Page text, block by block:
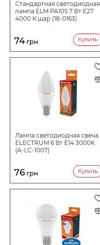
Стандартная светодиодная
лампа ELM PA10S 7 Вт E27
4000 К шар (18-0163)
74 грн Купить
Лампа светодиодная свеча
ELECTRUM 6 Вт E14 3000K
(A-LC-1007)
76 грн Купить